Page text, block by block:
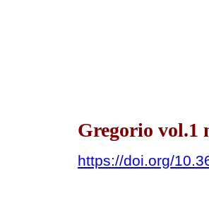
Gregorio vol.1
https://doi.org/